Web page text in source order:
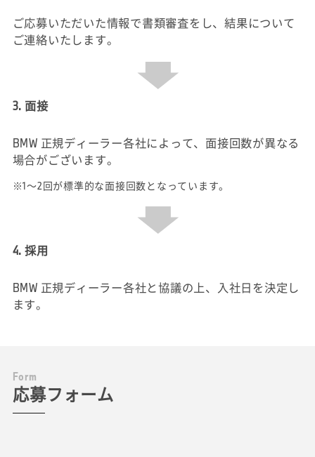
ご応募いただいた情報で書類審査をし、結果について
ご連絡いたします。
3. 面接
BMW 正規ディーラー各社によって、面接回数が異なる
場合がございます。
※1～2回が標準的な面接回数となっています。
4. 採用
BMW 正規ディーラー各社と協議の上、入社日を決定し
ます。
Form
応募フォーム